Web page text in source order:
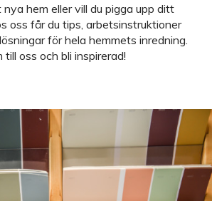
nya hem eller vill du pigga upp ditt
oss får du tips, arbetsinstruktioner
för hela hemmets inredning.
till oss och bli inspirerad!